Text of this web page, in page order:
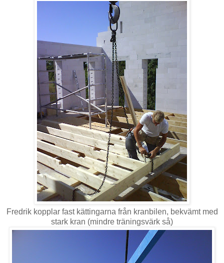
Fredrik kopplar fast kättingarna från kranbilen, bekvämt med
stark kran (mindre träningsvärk så)